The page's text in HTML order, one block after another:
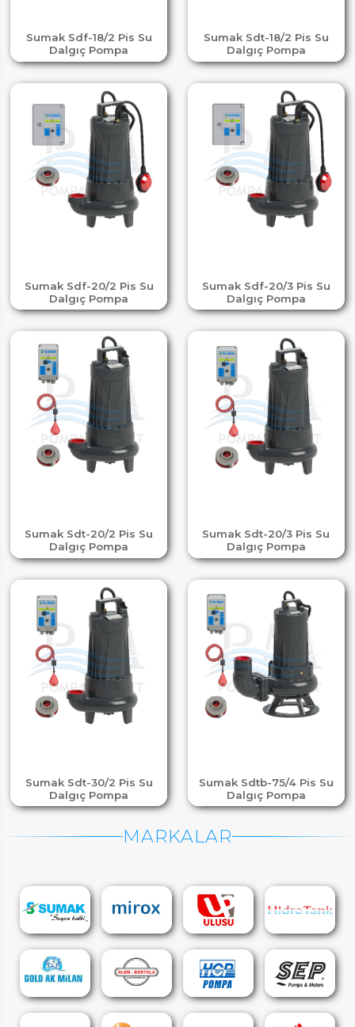
Sumak Sdf-18/2 Pis Su
Dalgıç Pompa
Sumak Sdt-18/2 Pis Su
Dalgıç Pompa
Sumak Sdf-20/2 Pis Su
Dalgıç Pompa
Sumak Sdf-20/3 Pis Su
Dalgıç Pompa
Sumak Sdt-20/2 Pis Su
Dalgıç Pompa
Sumak Sdt-20/3 Pis Su
Dalgıç Pompa
Sumak Sdt-30/2 Pis Su
Dalgıç Pompa
Sumak Sdtb-75/4 Pis Su
Dalgıç Pompa
MARKALAR